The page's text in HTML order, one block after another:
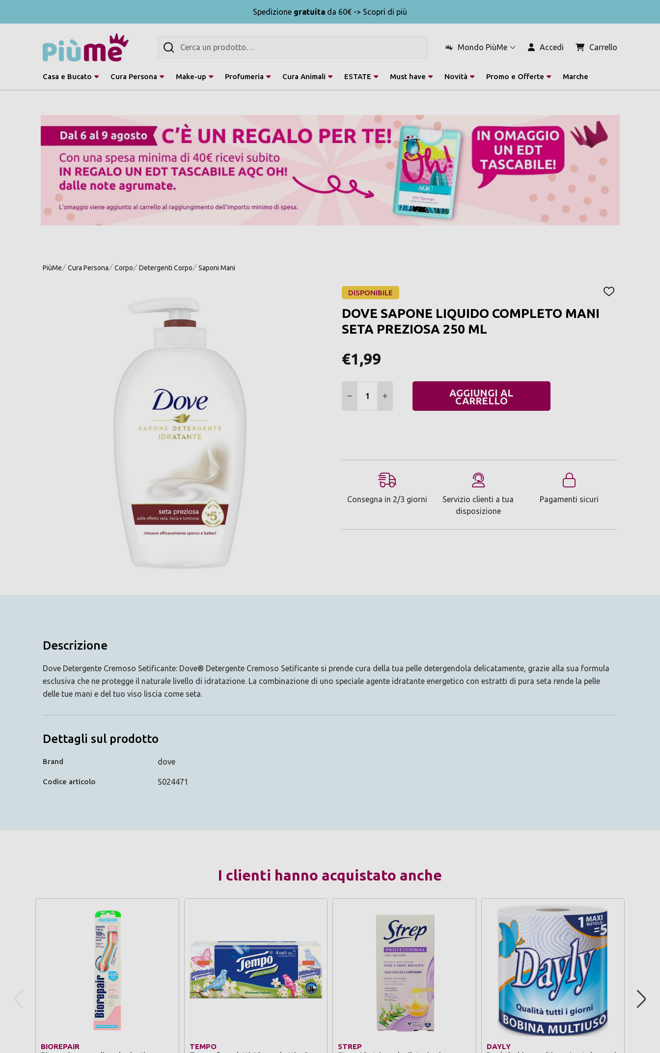
Spedizione gratuita da 60€ -> Scopri di più
Mondo PiùMe Accedi Carrello
Cerca
Casa e Bucato Cura Persona Make-up Profumeria Cura Animali ESTATE Must have Novità Promo e Offerte Marche
PiùMe Cura Persona Corpo Detergenti Corpo Saponi Mani
DISPONIBILE
AGGIUNGI
DOVE SAPONE LIQUIDO COMPLETO MANI
SETA PREZIOSA 250 ML
€1,99
DIMINUIRE QUANTITÀ:
AUMENTARE QUANTITÀ:AGGIUNGI AL
CARRELLO
Consegna in 2/3 giorni
Servizio clienti a tua
disposizione
Pagamenti sicuri
Descrizione
Dove Detergente Cremoso Setificante: Dove® Detergente Cremoso Setificante si prende cura della tua pelle detergendola delicatamente, grazie alla sua formula
esclusiva che ne protegge il naturale livello di idratazione. La combinazione di uno speciale agente idratante energetico con estratti di pura seta rende la pelle
delle tue mani e del tuo viso liscia come seta.
Dettagli sul prodotto
Brand dove
Codice articolo S024471
I clienti hanno acquistato anche
BIOREPAIR TEMPO STREP DAYLY